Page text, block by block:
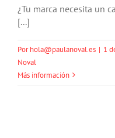
¿Tu marca necesita un
[...]
Porhola@paulanoval.es | 1
Noval
Más información